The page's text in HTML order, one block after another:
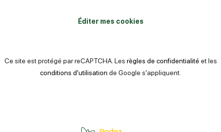
Éditer mes cookies
Ce site est protégé par reCAPTCHA. Les règles de confidentialité et les
conditions d'utilisation de Google s'appliquent.